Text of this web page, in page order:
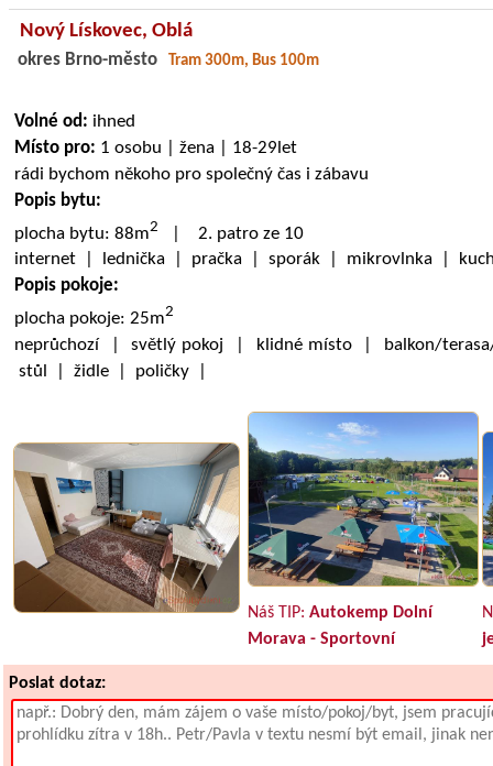
Nový Lískovec, Oblá
okres Brno-město Tram 300m, Bus 100m
Volné od: ihned
Místo pro: 1 osobu | žena | 18-29let
rádi bychom někoho pro společný čas i zábavu
Popis bytu:
plocha bytu: 88m2
| 2. patro ze 10
internet | lednička | pračka | sporák | mikrovlnka |
Popis pokoje:
plocha pokoje: 25m2
neprůchozí | světlý pokoj | klidné místo | balkon/
stůl | židle | poličky |
Náš TIP: Autokemp Dolní
Morava - Sportovní
Poslat dotaz: